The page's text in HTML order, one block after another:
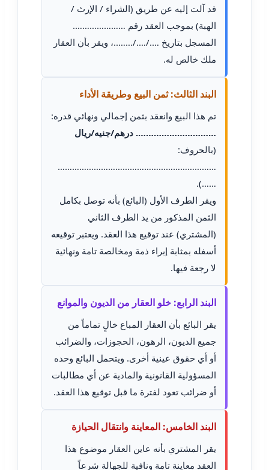
قد آلت إليه عن طريق (الشراء / الإرث /
الهبة) بموجب العقد رقم ………………….
المسجل بتاريخ …./…./……..، ويقر بأن العقار
ملك خالص له.
البند الثالث: ثمن البيع وطريقة الأداء
تم هذا البيع وانعقد بثمن إجمالي ونهائي قدره:
…………………………. درهم/جنيه/ريال
(بالحروف:
…………………………………………………………
……).
ويقر الطرف الأول (البائع) بأنه توصل بكامل
الثمن المذكور من يد الطرف الثاني
(المشتري) عند توقيع هذا العقد. ويعتبر توقيعه
أسفله بمثابة إبراء ذمة ومخالصة تامة ونهائية
لا رجعة فيها.
البند الرابع: خلو العقار من الديون والموانع
يقر البائع بأن العقار المباع خالٍ تماماً من
جميع الديون، الرهون، الحجوزات، والضرائب
أو أي حقوق عينية أخرى. ويتحمل البائع وحده
المسؤولية القانونية والمادية عن أي مطالبات
أو ضرائب تعود لفترة ما قبل توقيع هذا العقد.
البند الخامس: المعاينة وانتقال الحيازة
يقر المشتري بأنه عاين العقار موضوع هذا
العقد معاينة تامة ونافية للجهالة شرعاً